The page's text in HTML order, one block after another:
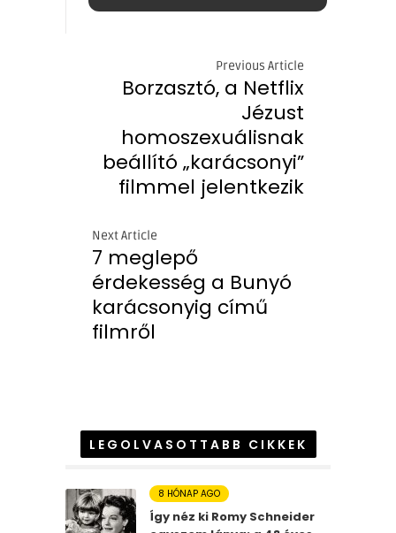
Previous Article
Borzasztó, a Netflix
Jézust
homoszexuálisnak
beállító „karácsonyi”
filmmel jelentkezik
Next Article
7 meglepő
érdekesség a Bunyó
karácsonyig című
filmről
LEGOLVASOTTABB CIKKEK
8 HÓNAP AGO
Így néz ki Romy Schneider